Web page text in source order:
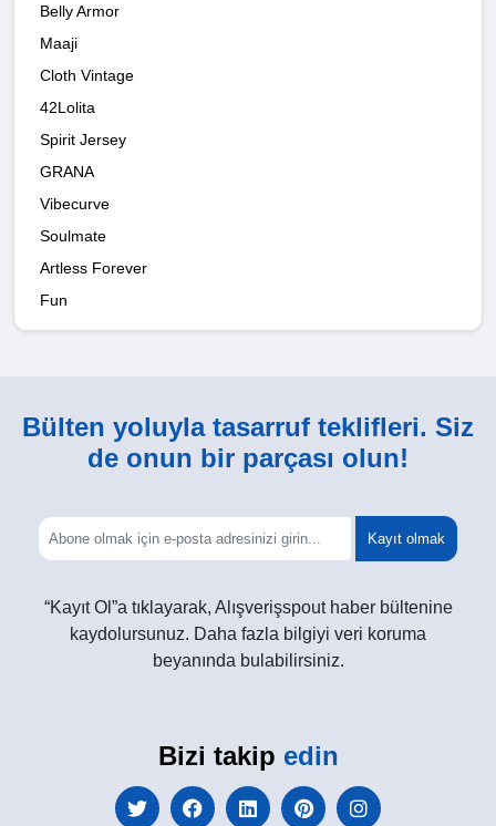
Belly Armor
Maaji
Cloth Vintage
42Lolita
Spirit Jersey
GRANA
Vibecurve
Soulmate
Artless Forever
Fun
Bülten yoluyla tasarruf teklifleri. Siz
de onun bir parçası olun!
Kayıt olmak
“Kayıt Ol”a tıklayarak, Alışverişspout haber bültenine
kaydolursunuz. Daha fazla bilgiyi veri koruma
beyanında bulabilirsiniz.
Bizi takip edin